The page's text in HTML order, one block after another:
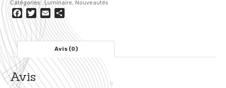
Bureau
-
Design
Cinema
Catégories :Luminaire, Nouveautés
Facebook
Twitter
EmailPartager
Avis (0)
Avis